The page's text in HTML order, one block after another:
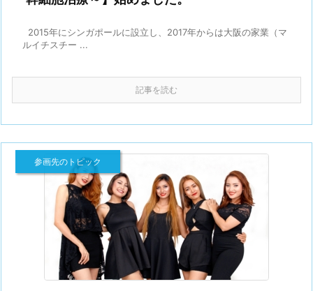
2015年にシンガポールに設立し、2017年からは大阪の家業（マ
ルイチスチー ...
記事を読む
参画先のトピック